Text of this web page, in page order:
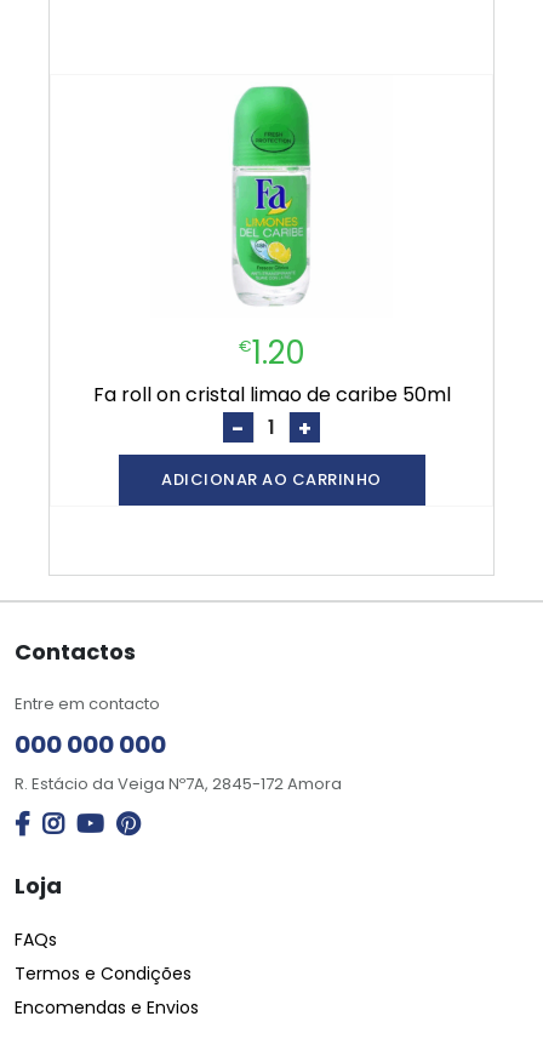
€1.20
fa roll on cristal limao de caribe 50ml
- +
ADICIONAR AO CARRINHO
Contactos
Entre em contacto
000 000 000
R. Estácio da Veiga Nº7A, 2845-172 Amora
Loja
FAQs
Termos e Condições
Encomendas e Envios